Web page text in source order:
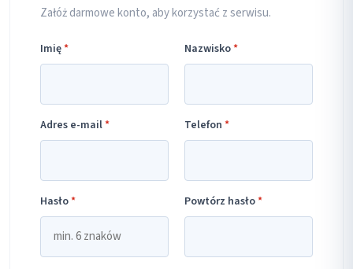
Załóż darmowe konto, aby korzystać z serwisu.
Imię* Nazwisko*
Adres e-mail* Telefon *
Hasło* Powtórz hasło*